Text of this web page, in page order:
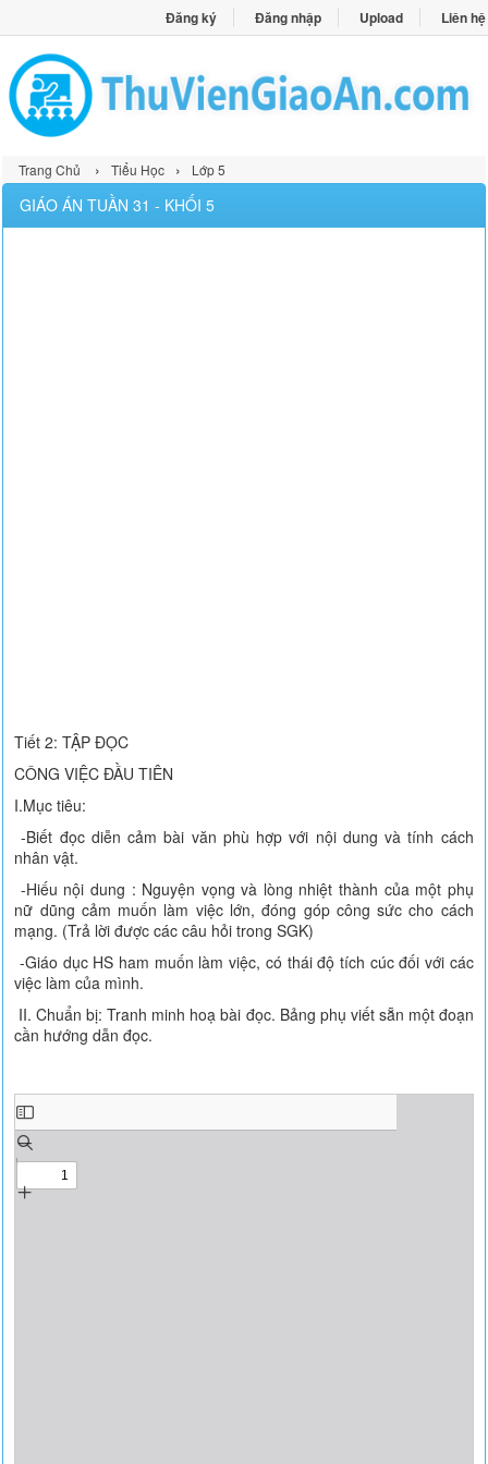
Đăng ký Đăng nhập Upload Liên hệ
Trang Chủ › Tiểu Học › Lớp 5
GIÁO ÁN TUẦN 31 - KHỐI 5
Tiết 2: TẬP ĐỌC
CÔNG VIỆC ĐẦU TIÊN
I.Mục tiêu:
-Biết đọc diễn cảm bài văn phù hợp với nội dung và tính cách
nhân vật.
-Hiếu nội dung : Nguyện vọng và lòng nhiệt thành của một phụ
nữ dũng cảm muốn làm việc lớn, đóng góp công sức cho cách
mạng. (Trả lời được các câu hỏi trong SGK)
-Giáo dục HS ham muốn làm việc, có thái độ tích cúc đối với các
việc làm của mình.
II. Chuẩn bị: Tranh minh hoạ bài đọc. Bảng phụ viết sẵn một đoạn
cần hướng dẫn đọc.